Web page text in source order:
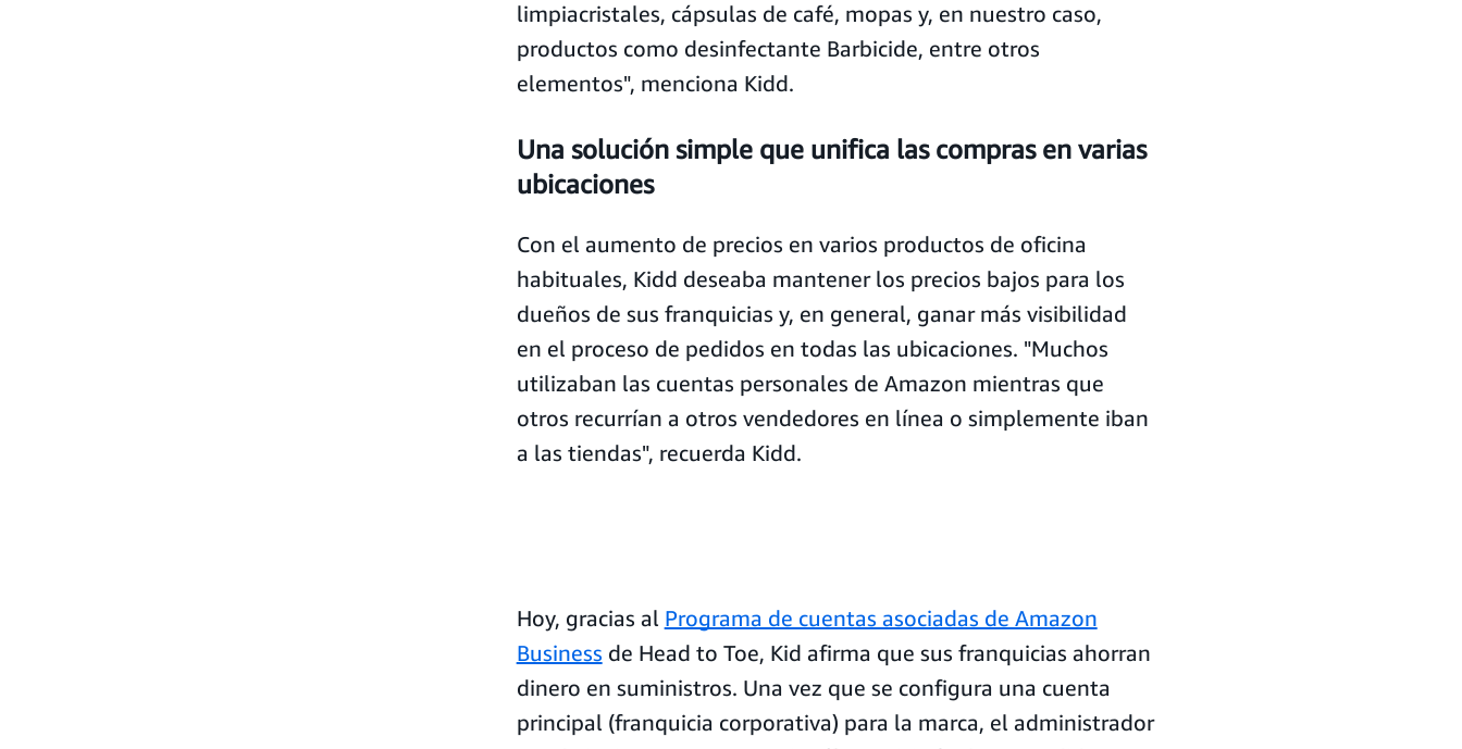
limpiacristales, cápsulas de café, mopas y, en nuestro caso,
productos como desinfectante Barbicide, entre otros
elementos", menciona Kidd.
Una solución simple que unifica las compras en varias
ubicaciones
Con el aumento de precios en varios productos de oficina
habituales, Kidd deseaba mantener los precios bajos para los
dueños de sus franquicias y, en general, ganar más visibilidad
en el proceso de pedidos en todas las ubicaciones. "Muchos
utilizaban las cuentas personales de Amazon mientras que
otros recurrían a otros vendedores en línea o simplemente iban
a las tiendas", recuerda Kidd.
Hoy, gracias al Programa de cuentas asociadas de Amazon
Business de Head to Toe, Kid afirma que sus franquicias ahorran
dinero en suministros. Una vez que se configura una cuenta
principal (franquicia corporativa) para la marca, el administrador